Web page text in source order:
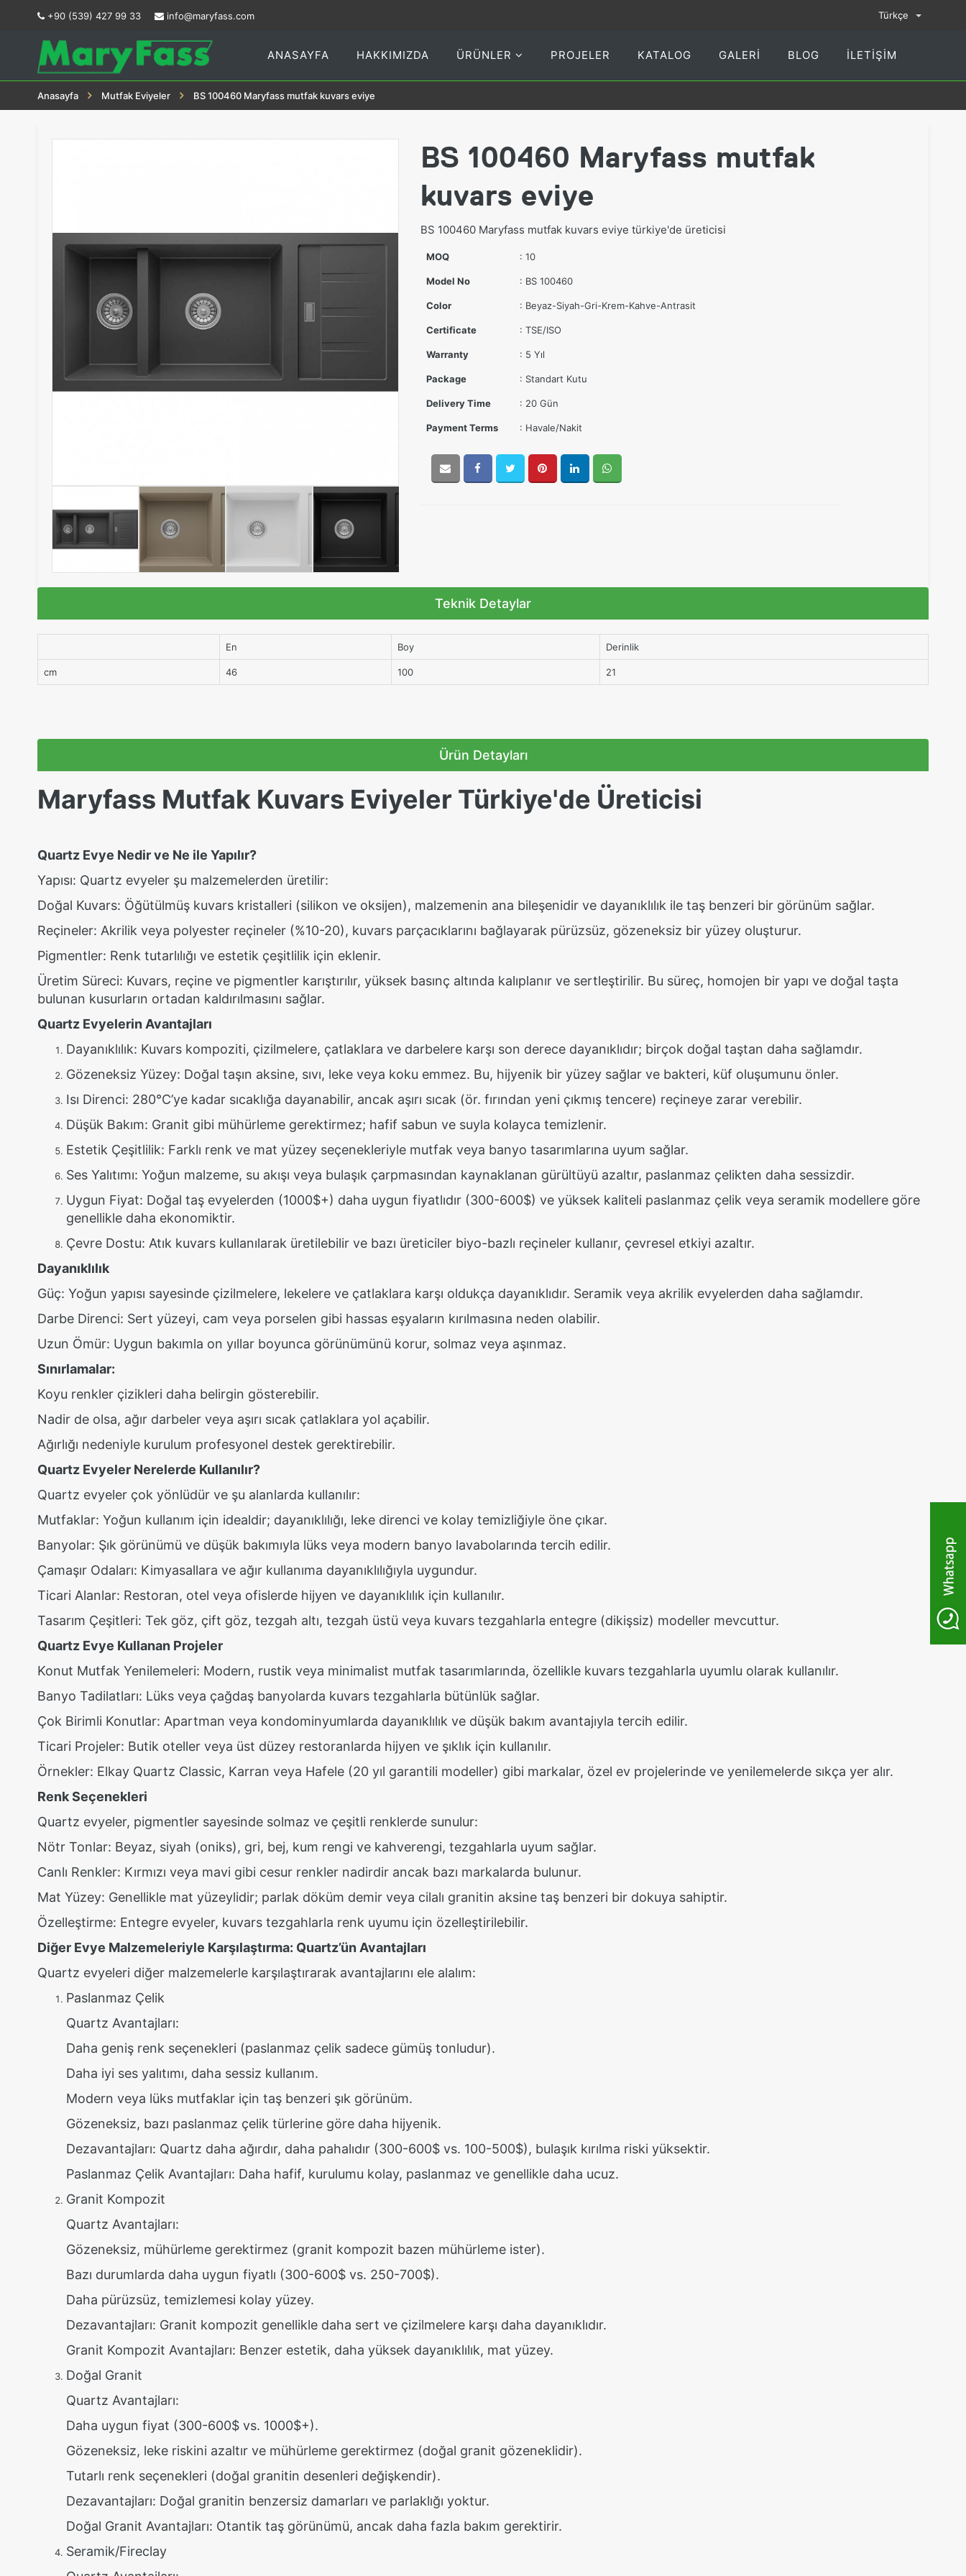
+90 (539) 427 99 33 info@maryfass.com Türkçe
ANASAYFA HAKKIMIZDA ÜRÜNLER PROJELER KATALOG GALERI BLOG İLETIŞIM
Anasayfa Mutfak Eviyeler BS 100460 Maryfass mutfak kuvars eviye
BS 100460 Maryfass mutfak
kuvars eviye
BS 100460 Maryfass mutfak kuvars eviye türkiye'de üreticisi
MOQ : 10
Model No : BS 100460
Color : Beyaz-Siyah-Gri-Krem-Kahve-Antrasit
Certificate : TSE/ISO
Warranty : 5 Yıl
Package : Standart Kutu
Delivery Time : 20 Gün
Payment Terms : Havale/Nakit
Teknik Detaylar
En Boy Derinlik
cm 46 100 21
Ürün Detayları
Maryfass Mutfak Kuvars Eviyeler Türkiye'de Üreticisi
Quartz Evye Nedir ve Ne ile Yapılır?
Yapısı: Quartz evyeler şu malzemelerden üretilir:
Doğal Kuvars: Öğütülmüş kuvars kristalleri (silikon ve oksijen), malzemenin ana bileşenidir ve dayanıklılık ile taş benzeri bir görünüm sağlar.
Reçineler: Akrilik veya polyester reçineler (%10-20), kuvars parçacıklarını bağlayarak pürüzsüz, gözeneksiz bir yüzey oluşturur.
Pigmentler: Renk tutarlılığı ve estetik çeşitlilik için eklenir.
Üretim Süreci: Kuvars, reçine ve pigmentler karıştırılır, yüksek basınç altında kalıplanır ve sertleştirilir. Bu süreç, homojen bir yapı ve doğal taşta
bulunan kusurların ortadan kaldırılmasını sağlar.
Quartz Evyelerin Avantajları
Dayanıklılık: Kuvars kompoziti, çizilmelere, çatlaklara ve darbelere karşı son derece dayanıklıdır; birçok doğal taştan daha sağlamdır.
Gözeneksiz Yüzey: Doğal taşın aksine, sıvı, leke veya koku emmez. Bu, hijyenik bir yüzey sağlar ve bakteri, küf oluşumunu önler.
Isı Direnci: 280°C’ye kadar sıcaklığa dayanabilir, ancak aşırı sıcak (ör. fırından yeni çıkmış tencere) reçineye zarar verebilir.
Düşük Bakım: Granit gibi mühürleme gerektirmez; hafif sabun ve suyla kolayca temizlenir.
Estetik Çeşitlilik: Farklı renk ve mat yüzey seçenekleriyle mutfak veya banyo tasarımlarına uyum sağlar.
Ses Yalıtımı: Yoğun malzeme, su akışı veya bulaşık çarpmasından kaynaklanan gürültüyü azaltır, paslanmaz çelikten daha sessizdir.
Uygun Fiyat: Doğal taş evyelerden (1000$+) daha uygun fiyatlıdır (300-600$) ve yüksek kaliteli paslanmaz çelik veya seramik modellere göre
genellikle daha ekonomiktir.
Çevre Dostu: Atık kuvars kullanılarak üretilebilir ve bazı üreticiler biyo-bazlı reçineler kullanır, çevresel etkiyi azaltır.
Dayanıklılık
Güç: Yoğun yapısı sayesinde çizilmelere, lekelere ve çatlaklara karşı oldukça dayanıklıdır. Seramik veya akrilik evyelerden daha sağlamdır.
Darbe Direnci: Sert yüzeyi, cam veya porselen gibi hassas eşyaların kırılmasına neden olabilir.
Uzun Ömür: Uygun bakımla on yıllar boyunca görünümünü korur, solmaz veya aşınmaz.
Sınırlamalar:
Koyu renkler çizikleri daha belirgin gösterebilir.
Nadir de olsa, ağır darbeler veya aşırı sıcak çatlaklara yol açabilir.
Ağırlığı nedeniyle kurulum profesyonel destek gerektirebilir.
Quartz Evyeler Nerelerde Kullanılır?
Quartz evyeler çok yönlüdür ve şu alanlarda kullanılır:
Mutfaklar: Yoğun kullanım için idealdir; dayanıklılığı, leke direnci ve kolay temizliğiyle öne çıkar.
Banyolar: Şık görünümü ve düşük bakımıyla lüks veya modern banyo lavabolarında tercih edilir.
Çamaşır Odaları: Kimyasallara ve ağır kullanıma dayanıklılığıyla uygundur.
Ticari Alanlar: Restoran, otel veya ofislerde hijyen ve dayanıklılık için kullanılır.
Tasarım Çeşitleri: Tek göz, çift göz, tezgah altı, tezgah üstü veya kuvars tezgahlarla entegre (dikişsiz) modeller mevcuttur.
Quartz Evye Kullanan Projeler
Konut Mutfak Yenilemeleri: Modern, rustik veya minimalist mutfak tasarımlarında, özellikle kuvars tezgahlarla uyumlu olarak kullanılır.
Banyo Tadilatları: Lüks veya çağdaş banyolarda kuvars tezgahlarla bütünlük sağlar.
Çok Birimli Konutlar: Apartman veya kondominyumlarda dayanıklılık ve düşük bakım avantajıyla tercih edilir.
Ticari Projeler: Butik oteller veya üst düzey restoranlarda hijyen ve şıklık için kullanılır.
Örnekler: Elkay Quartz Classic, Karran veya Hafele (20 yıl garantili modeller) gibi markalar, özel ev projelerinde ve yenilemelerde sıkça yer alır.
Renk Seçenekleri
Quartz evyeler, pigmentler sayesinde solmaz ve çeşitli renklerde sunulur:
Nötr Tonlar: Beyaz, siyah (oniks), gri, bej, kum rengi ve kahverengi, tezgahlarla uyum sağlar.
Canlı Renkler: Kırmızı veya mavi gibi cesur renkler nadirdir ancak bazı markalarda bulunur.
Mat Yüzey: Genellikle mat yüzeylidir; parlak döküm demir veya cilalı granitin aksine taş benzeri bir dokuya sahiptir.
Özelleştirme: Entegre evyeler, kuvars tezgahlarla renk uyumu için özelleştirilebilir.
Diğer Evye Malzemeleriyle Karşılaştırma: Quartz’ün Avantajları
Quartz evyeleri diğer malzemelerle karşılaştırarak avantajlarını ele alalım:
Paslanmaz Çelik
Quartz Avantajları:
Daha geniş renk seçenekleri (paslanmaz çelik sadece gümüş tonludur).
Daha iyi ses yalıtımı, daha sessiz kullanım.
Modern veya lüks mutfaklar için taş benzeri şık görünüm.
Gözeneksiz, bazı paslanmaz çelik türlerine göre daha hijyenik.
Dezavantajları: Quartz daha ağırdır, daha pahalıdır (300-600$ vs. 100-500$), bulaşık kırılma riski yüksektir.
Paslanmaz Çelik Avantajları: Daha hafif, kurulumu kolay, paslanmaz ve genellikle daha ucuz.
Granit Kompozit
Quartz Avantajları:
Gözeneksiz, mühürleme gerektirmez (granit kompozit bazen mühürleme ister).
Bazı durumlarda daha uygun fiyatlı (300-600$ vs. 250-700$).
Daha pürüzsüz, temizlemesi kolay yüzey.
Dezavantajları: Granit kompozit genellikle daha sert ve çizilmelere karşı daha dayanıklıdır.
Granit Kompozit Avantajları: Benzer estetik, daha yüksek dayanıklılık, mat yüzey.
Doğal Granit
Quartz Avantajları:
Daha uygun fiyat (300-600$ vs. 1000$+).
Gözeneksiz, leke riskini azaltır ve mühürleme gerektirmez (doğal granit gözeneklidir).
Tutarlı renk seçenekleri (doğal granitin desenleri değişkendir).
Dezavantajları: Doğal granitin benzersiz damarları ve parlaklığı yoktur.
Doğal Granit Avantajları: Otantik taş görünümü, ancak daha fazla bakım gerektirir.
Seramik/Fireclay